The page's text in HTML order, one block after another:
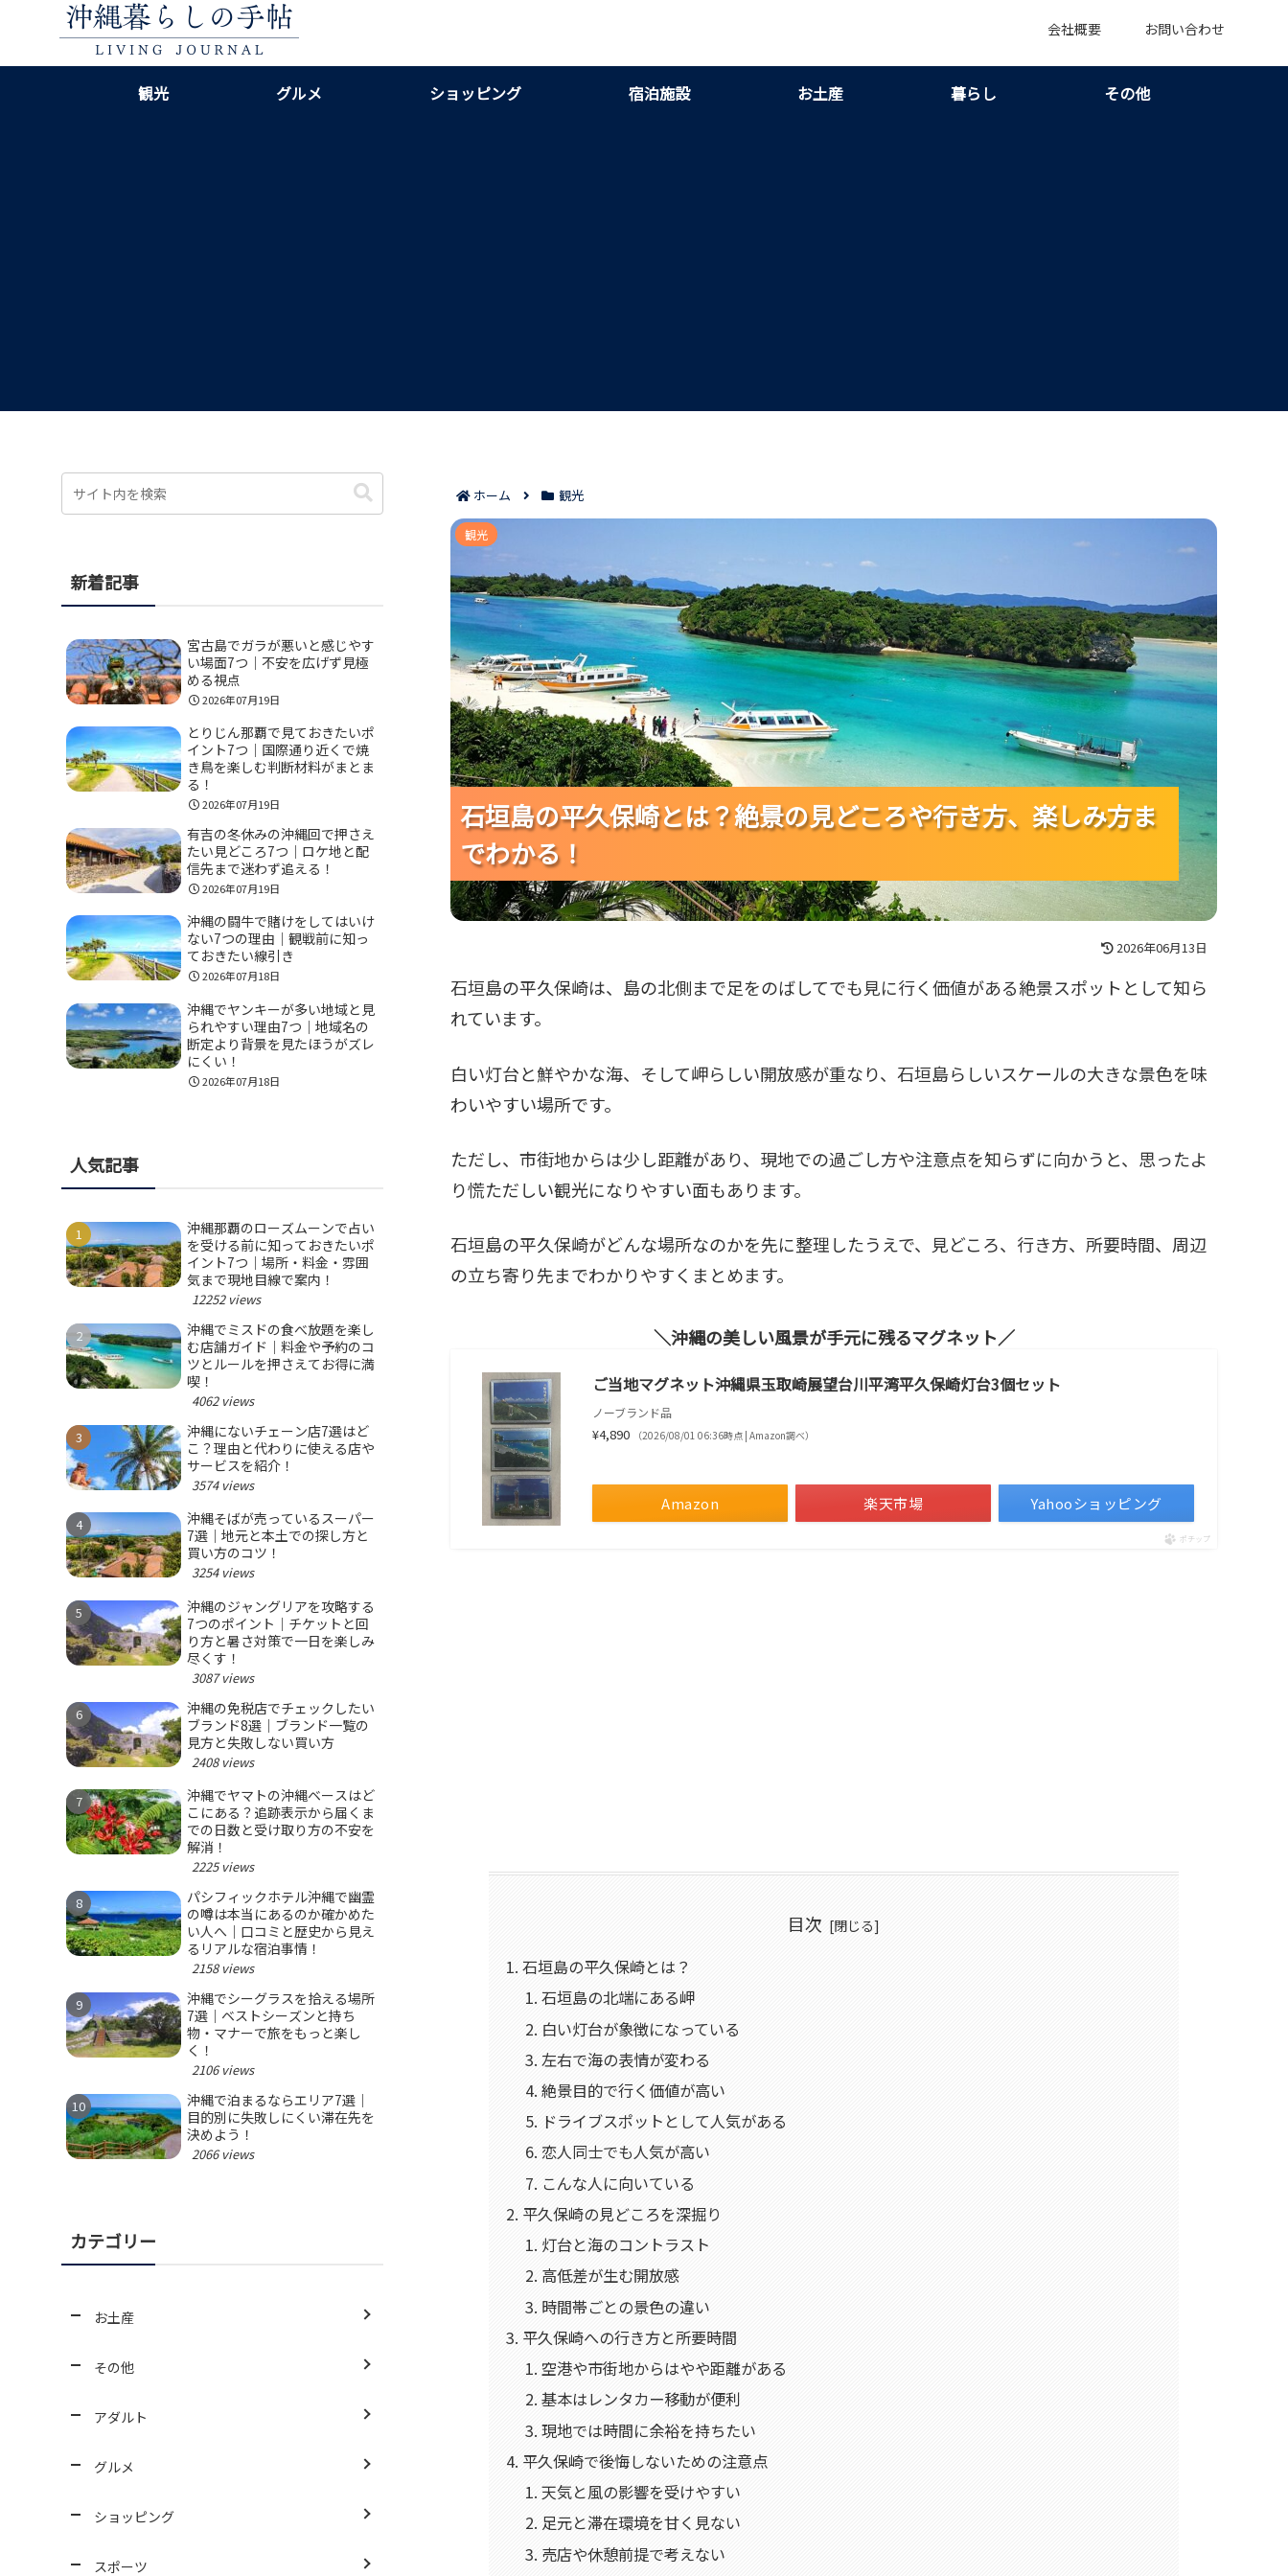
会社概要 お問い合わせ
観光 グルメ ショッピング 宿泊施設 お土産 暮らし その他
ホーム 観光
石垣島の平久保崎とは？絶景の見どころや行き方、楽しみ方ま
でわかる！
石垣島の平久保崎とは？絶景の見どころや行き方、楽しみ方ま
でわかる！
石垣島の平久保崎とは？絶景の見どころや行き方、楽しみ方ま
でわかる！
観光
2026年06月13日
石垣島の平久保崎は、島の北側まで足をのばしてでも見に行く価値がある絶景スポットとして知ら
れています。
白い灯台と鮮やかな海、そして岬らしい開放感が重なり、石垣島らしいスケールの大きな景色を味
わいやすい場所です。
ただし、市街地からは少し距離があり、現地での過ごし方や注意点を知らずに向かうと、思ったよ
り慌ただしい観光になりやすい面もあります。
石垣島の平久保崎がどんな場所なのかを先に整理したうえで、見どころ、行き方、所要時間、周辺
の立ち寄り先までわかりやすくまとめます。
沖縄の美しい風景が手元に残るマグネット
ご当地マグネット沖縄県玉取崎展望台川平湾平久保崎灯台3個セット
ノーブランド品
¥4,890 （2026/08/01 06:36時点 | Amazon調べ）
Amazon 楽天市場 Yahooショッピング
ポチップ
目次
石垣島の平久保崎とは？
石垣島の北端にある岬
白い灯台が象徴になっている
左右で海の表情が変わる
絶景目的で行く価値が高い
ドライブスポットとして人気がある
恋人同士でも人気が高い
こんな人に向いている
平久保崎の見どころを深掘り
灯台と海のコントラスト
高低差が生む開放感
時間帯ごとの景色の違い
平久保崎への行き方と所要時間
空港や市街地からはやや距離がある
基本はレンタカー移動が便利
現地では時間に余裕を持ちたい
平久保崎で後悔しないための注意点
天気と風の影響を受けやすい
足元と滞在環境を甘く見ない
売店や休憩前提で考えない
新着記事
宮古島でガラが悪いと感じやす
い場面7つ｜不安を広げず見極
める視点
2026年07月19日
とりじん那覇で見ておきたいポ
イント7つ｜国際通り近くで焼
き鳥を楽しむ判断材料がまとま
る！
2026年07月19日
有吉の冬休みの沖縄回で押さえ
たい見どころ7つ｜ロケ地と配
信先まで迷わず追える！
2026年07月19日
沖縄の闘牛で賭けをしてはいけ
ない7つの理由｜観戦前に知っ
ておきたい線引き
2026年07月18日
沖縄でヤンキーが多い地域と見
られやすい理由7つ｜地域名の
断定より背景を見たほうがズレ
にくい！
2026年07月18日
人気記事
沖縄那覇のローズムーンで占い
を受ける前に知っておきたいポ
イント7つ｜場所・料金・雰囲
気まで現地目線で案内！
12252 views
沖縄でミスドの食べ放題を楽し
む店舗ガイド｜料金や予約のコ
ツとルールを押さえてお得に満
喫！
4062 views
沖縄にないチェーン店7選はど
こ？理由と代わりに使える店や
サービスを紹介！
3574 views
沖縄そばが売っているスーパー
7選｜地元と本土での探し方と
買い方のコツ！
3254 views
沖縄のジャングリアを攻略する
7つのポイント｜チケットと回
り方と暑さ対策で一日を楽しみ
尽くす！
3087 views
沖縄の免税店でチェックしたい
ブランド8選｜ブランド一覧の
見方と失敗しない買い方
2408 views
沖縄でヤマトの沖縄ベースはど
こにある？追跡表示から届くま
での日数と受け取り方の不安を
解消！
2225 views
パシフィックホテル沖縄で幽霊
の噂は本当にあるのか確かめた
い人へ｜口コミと歴史から見え
るリアルな宿泊事情！
2158 views
沖縄でシーグラスを拾える場所
7選｜ベストシーズンと持ち
物・マナーで旅をもっと楽し
く！
2106 views
沖縄で泊まるならエリア7選｜
目的別に失敗しにくい滞在先を
決めよう！
2066 views
カテゴリー
お土産
その他
アダルト
グルメ
ショッピング
スポーツ